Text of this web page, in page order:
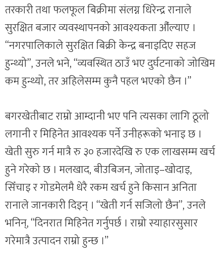
तरकारी तथा फलफूल बिक्रीमा संलग्न धिरेन्द्र रानाले
सुरक्षित बजार व्यवस्थापनको आवश्यकता औँल्याए ।
“नगरपालिकाले सुरक्षित बिक्री केन्द्र बनाइदिए सहज
हुन्थ्यो”, उनले भने, “व्यवस्थित ठाउँ भए दुर्घटनाको जोखिम
कम हुन्थ्यो, तर अहिलेसम्म कुनै पहल भएको छैन ।”
बगरखेतीबाट राम्रो आम्दानी भए पनि त्यसका लागि ठूलो
लगानी र मिहिनेत आवश्यक पर्ने उनीहरूको भनाइ छ ।
खेती सुरु गर्न मात्रै रु ३० हजारदेखि रु एक लाखसम्म खर्च
हुने गरेको छ । मलखाद, बीउबिजन, जोताइ–खोदाइ,
सिँचाइ र गोडमेलमै धेरै रकम खर्च हुने किसान अनिता
रानाले जानकारी दिइन् । “खेती गर्न सजिलो छैन”, उनले
भनिन्, “दिनरात मिहिनेत गर्नुपर्छ । राम्रो स्याहारसुसार
गरेमात्रै उत्पादन राम्रो हुन्छ ।”